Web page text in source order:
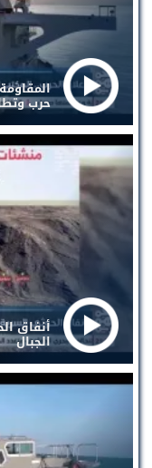
حرب
أنفاق
الجبال